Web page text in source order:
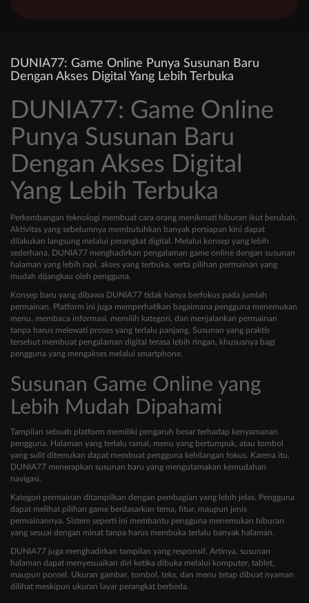
DUNIA77: Game Online Punya Susunan Baru
Dengan Akses Digital Yang Lebih Terbuka
DUNIA77: Game Online
Punya Susunan Baru
Dengan Akses Digital
Yang Lebih Terbuka
Perkembangan teknologi membuat cara orang menikmati hiburan ikut berubah.
Aktivitas yang sebelumnya membutuhkan banyak persiapan kini dapat
dilakukan langsung melalui perangkat digital. Melalui konsep yang lebih
sederhana, DUNIA77 menghadirkan pengalaman game online dengan susunan
halaman yang lebih rapi, akses yang terbuka, serta pilihan permainan yang
mudah dijangkau oleh pengguna.
Konsep baru yang dibawa DUNIA77 tidak hanya berfokus pada jumlah
permainan. Platform ini juga memperhatikan bagaimana pengguna menemukan
menu, membaca informasi, memilih kategori, dan menjalankan permainan
tanpa harus melewati proses yang terlalu panjang. Susunan yang praktis
tersebut membuat pengalaman digital terasa lebih ringan, khususnya bagi
pengguna yang mengakses melalui smartphone.
Susunan Game Online yang
Lebih Mudah Dipahami
Tampilan sebuah platform memiliki pengaruh besar terhadap kenyamanan
pengguna. Halaman yang terlalu ramai, menu yang bertumpuk, atau tombol
yang sulit ditemukan dapat membuat pengguna kehilangan fokus. Karena itu,
DUNIA77 menerapkan susunan baru yang mengutamakan kemudahan
navigasi.
Kategori permainan ditampilkan dengan pembagian yang lebih jelas. Pengguna
dapat melihat pilihan game berdasarkan tema, fitur, maupun jenis
permainannya. Sistem seperti ini membantu pengguna menemukan hiburan
yang sesuai dengan minat tanpa harus membuka terlalu banyak halaman.
DUNIA77 juga menghadirkan tampilan yang responsif. Artinya, susunan
halaman dapat menyesuaikan diri ketika dibuka melalui komputer, tablet,
maupun ponsel. Ukuran gambar, tombol, teks, dan menu tetap dibuat nyaman
dilihat meskipun ukuran layar perangkat berbeda.